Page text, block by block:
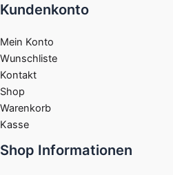
Kundenkonto
Mein Konto
Wunschliste
Kontakt
Shop
Warenkorb
Kasse
Shop Informationen